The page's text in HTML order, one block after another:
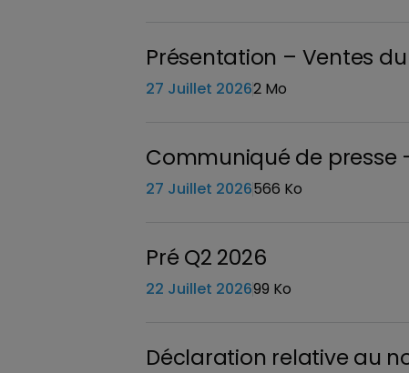
Présentation – Ventes
27 Juillet 20262 Mo
Communiqué de presse
27 Juillet 2026566 Ko
Pré Q2 2026
22 Juillet 202699 Ko
Déclaration relative au